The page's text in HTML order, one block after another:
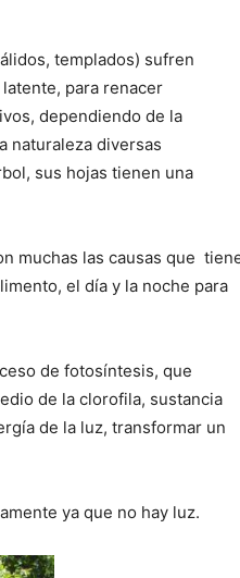
templados) sufren
para renacer
dependiendo de la
naturaleza diversas
sus hojas tienen una
muchas las causas que
el día y la noche para
de fotosíntesis, que
de la clorofila, sustancia
de la luz, transformar un
ya que no hay luz.